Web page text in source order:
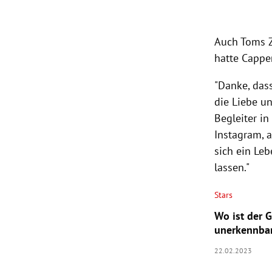
Auch Toms
hatte
"Danke,
die Liebe
Begleiter in
Instagram,
sich ein
lassen."
Stars
Wo ist der
22.02.2023